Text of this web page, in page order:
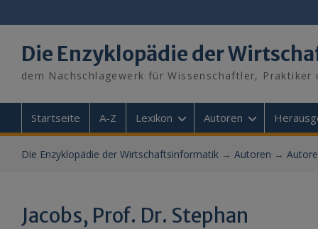
to
Die Enzyklopädie der
dem Nachschlagewerk für Wissenschaftler, Praktiker
Startseite A-Z Lexikon Autoren
Die Enzyklopädie der Wirtschaftsinformatik→ Autoren →
Jacobs, Prof. Dr. Stephan